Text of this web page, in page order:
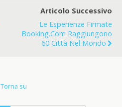
Articolo Successivo
Le Esperienze Firmate
Booking.com Raggiungono
60 Città Nel Mondo
Torna su